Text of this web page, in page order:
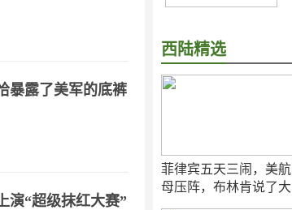
西陆精选
菲律宾五天三闹，美航
母压阵，布林肯说了大
暴露了美军的底裤
演“超级抹红大赛”